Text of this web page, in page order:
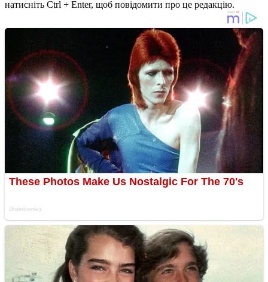
натисніть Ctrl + Enter, щоб повідомити про це редакцію.